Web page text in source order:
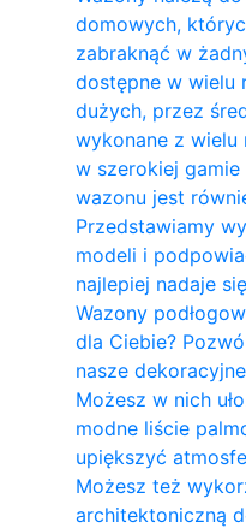
domowych,
zabraknąć w
dostępne w wielu
dużych, przez
wykonane z wielu
w szerokiej gamie
wazonu jest
Przedstawiamy
modeli i
najlepiej nadaje
Wazony
dla Ciebie?
nasze
Możesz w nich
modne liście
upiększyć
Możesz też
architektoniczną